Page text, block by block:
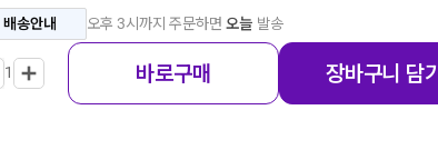
배송안내 오후 3시까지 주문하면오늘 발송
1 바로구매 장바구니 담기